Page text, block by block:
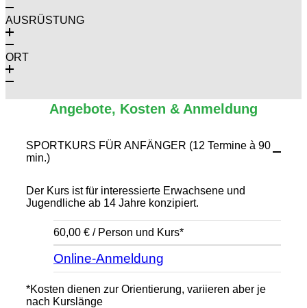
AUSRÜSTUNG
ORT
Angebote, Kosten & Anmeldung
SPORTKURS FÜR ANFÄNGER (12 Termine à 90
min.)
Der Kurs ist für interessierte Erwachsene und
Jugendliche ab 14 Jahre konzipiert.
60,00 € / Person und Kurs*
Online-Anmeldung
*Kosten dienen zur Orientierung, variieren aber je
nach Kurslänge